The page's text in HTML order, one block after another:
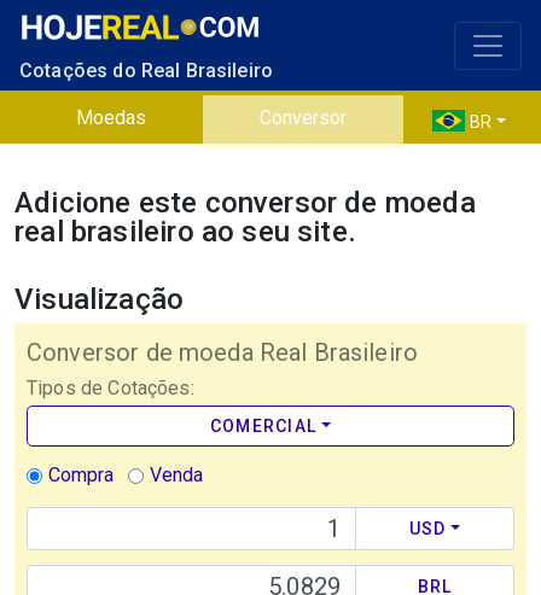
Cotações do Real Brasileiro
Moedas Conversor BR
Adicione este conversor de moeda
real brasileiro ao seu site.
Visualização